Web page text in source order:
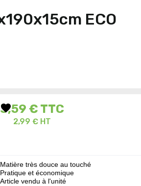
ECO
3,59 € TTC
2,99 € HT
favorite
Matière très douce au touché
Pratique et économique
Article vendu à l'unité